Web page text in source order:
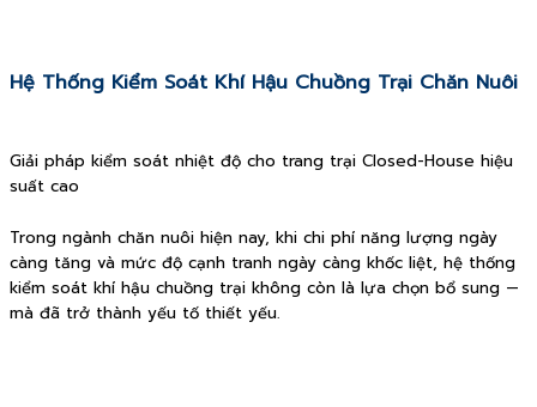
Hệ Thống Kiểm Soát Khí Hậu Chuồng Trại Chăn Nuôi
Giải pháp kiểm soát nhiệt độ cho trang trại Closed-House hiệu
suất cao
Trong ngành chăn nuôi hiện nay, khi chi phí năng lượng ngày
càng tăng và mức độ cạnh tranh ngày càng khốc liệt, hệ thống
kiểm soát khí hậu chuồng trại không còn là lựa chọn bổ sung —
mà đã trở thành yếu tố thiết yếu.